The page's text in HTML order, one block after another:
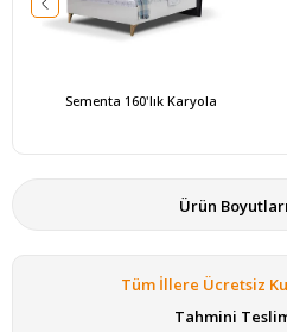
Sementa 160'lık Karyola
Ürün
Tüm İllere Ücretsiz
Tahmini